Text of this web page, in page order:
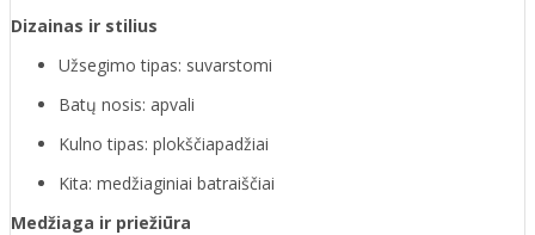
Dizainas ir stilius
Užsegimo tipas: suvarstomi
Batų nosis: apvali
Kulno tipas: plokščiapadžiai
Kita: medžiaginiai batraiščiai
Medžiaga ir priežiūra